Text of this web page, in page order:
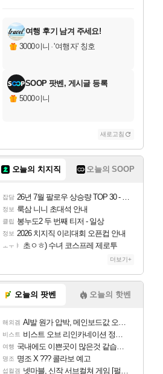
당첨되셨습니다.
당첨되셨습니다.
당첨되셨습니다.
에디션 (스팀코드) 를 교환.
당첨되셨습니다.
당첨되셨습니다.
당첨되셨습니다.
당첨되셨습니다.
여행 후기 남겨 주세요!
3000이니 ·'여행자' 칭호
SOOP 팟벤, 게시글 등록
5000이니
새로고침
오늘의 치지직 오늘의 SOOP
잡담 26년 7월 팔로우 상승량 TOP 30 - 월간 치지직
정보 룩삼 니니 초대석 안내
클립 봉누도2 두 번째 티저 - 일상
정보 2026 치지직 이리대회 오픈컵 안내
ㅗㅜㅑ 초ㅇㅎ) 수녀 코스프레 제로투
더보기+
오늘의 팟벤 오늘의 핫벤
해외겜 AI발 원가 압박, 메인보드값 오르나
비스트 비스트 오브 리인카네이션 정보/공략글 모음
여행 국내에도 이쁜곳이 많은것 같습니다
명조 명조 X ??? 콜라보 예고
섭컬겜 넷마블, 신작 서브컬쳐 게임 [펄 인 블루] 티저 사이트 오픈